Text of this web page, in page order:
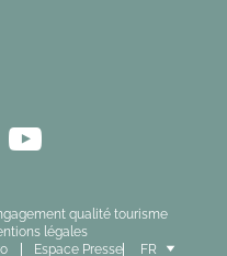
qualité tourisme
légales
Espace Presse
FR